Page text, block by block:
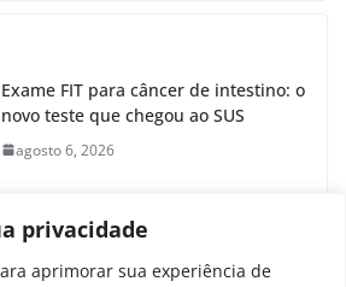
privacidade
aprimorar sua experiência de
Exame FIT para câncer de intestino: o
novo teste que chegou ao SUS
agosto 6, 2026